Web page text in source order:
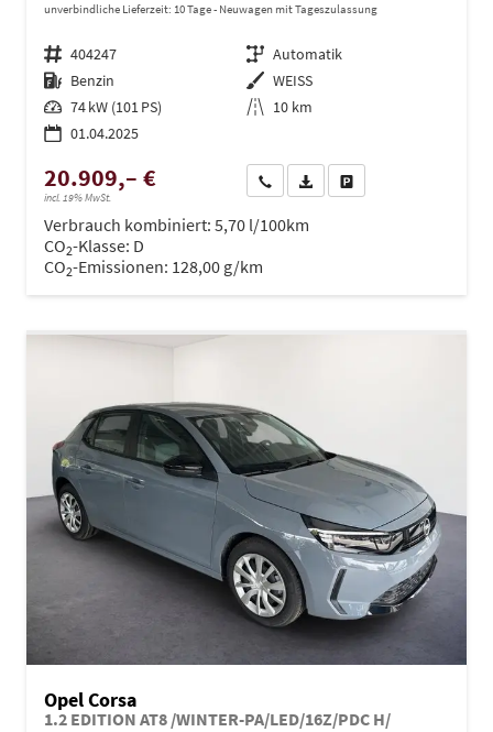
unverbindliche Lieferzeit: 10 Tage Neuwagen mit Tageszulassung
Fahrzeugnr. 404247 Getriebe Automatik
Kraftstoff Benzin Außenfarbe WEISS
Leistung 74 kW (101 PS) Kilometerstand 10 km
01.04.2025
20.909,– €
incl. 19% MwSt.
Wir rufen Sie anPDF-Datei, Fahrzeugexposé
Verbrauch kombiniert: 5,70 l/100km
CO2-Klasse: D
CO2-Emissionen: 128,00 g/km
Opel Corsa
1.2 EDITION AT8 /WINTER-PA/LED/16Z/PDC H/